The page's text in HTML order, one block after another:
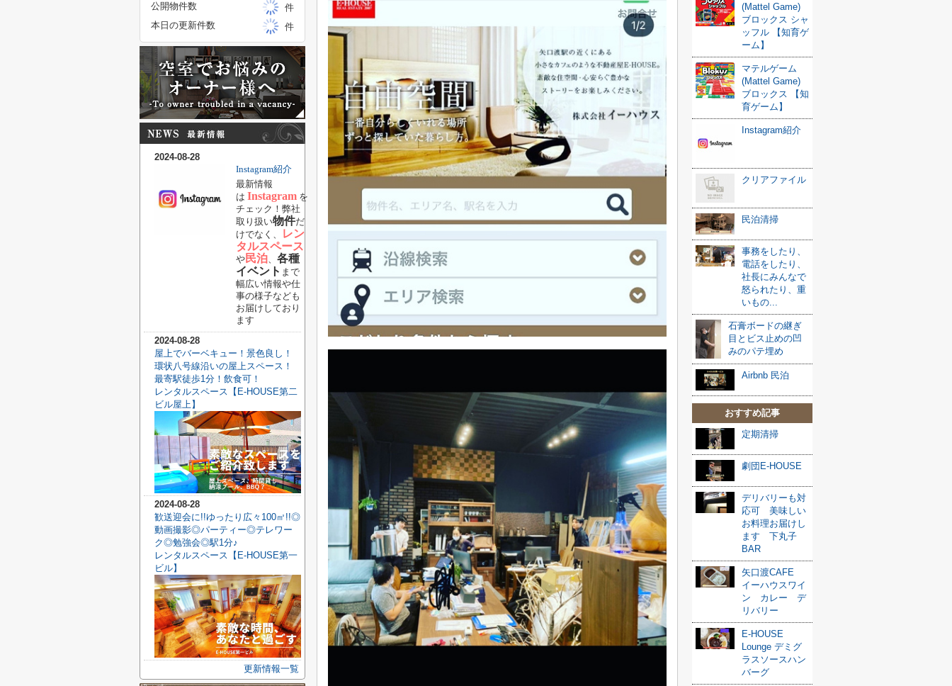
(Mattel Game)
ブロックス シャ
ッフル 【知育ゲ
ーム】
マテルゲーム
(Mattel Game)
ブロックス 【知
育ゲーム】
Instagram紹介
クリアファイル
民泊清掃
事務をしたり、
電話をしたり、
社長にみんなで
怒られたり、重
いもの...
石膏ボードの継ぎ
目とビス止めの凹
みのパテ埋め
Airbnb 民泊
おすすめ記事
定期清掃
劇団E-HOUSE
デリバリーも対
応可 美味しい
お料理お届けし
ます 下丸子
BAR
矢口渡CAFE
イーハウスワイ
ン カレー デ
リバリー
E-HOUSE
Lounge デミグ
ラスソースハン
バーグ
公開物件数
件
本日の更新件数
件
2024-08-28
Instagram紹介
最新情報
は Instagram を
チェック！弊社
取り扱い物件だ
けでなく、
レン
タルスペース
や 民泊、 各種
イベント まで
幅広い情報や仕
事の様子なども
お届けしており
ます
2024-08-28
屋上でバーベキュー！景色良し！
環状八号線沿いの屋上スペース！
最寄駅徒歩1分！飲食可！
レンタルスペース【E-HOUSE第二
ビル屋上】
2024-08-28
歓送迎会に!!ゆったり広々100㎡!!◎
動画撮影◎パーティー◎テレワー
ク◎勉強会◎駅1分♪
レンタルスペース【E-HOUSE第一
ビル】
更新情報一覧